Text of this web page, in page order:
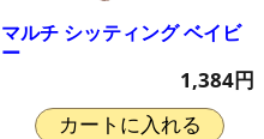
マルチ シッティング ベイビ
ー
1,384円
カートに入れる